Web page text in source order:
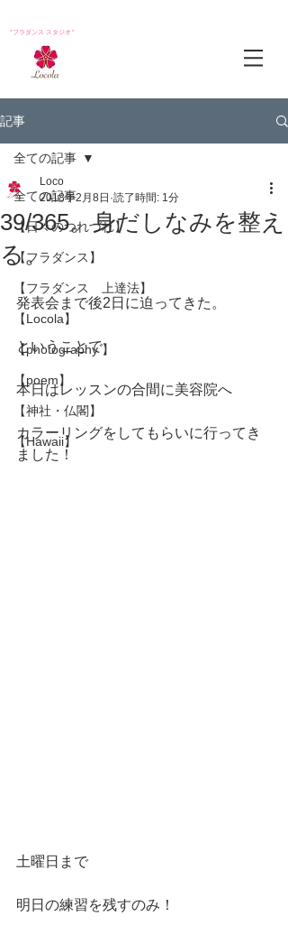
*フラダンス スタジオ*
記事
全ての記事
【日々のつれづれ】
【フラダンス】
【フラダンス 上達法】
【Locola】
【photography 】
【poem】
【神社・仏閣】
【Hawaii】
全ての記事
39/365。身だしなみを整え
る。
Loco
2018年2月8日 読了時間: 1分
発表会まで後2日に迫ってきた。
ということで
本日はレッスンの合間に美容院へ
カラーリングをしてもらいに行ってき
ました！
土曜日まで
明日の練習を残すのみ！